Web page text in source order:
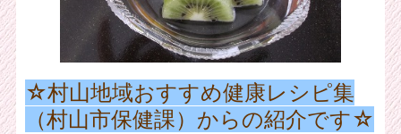
☆村山地域おすすめ健康レシピ集
（村山市保健課）からの紹介です☆